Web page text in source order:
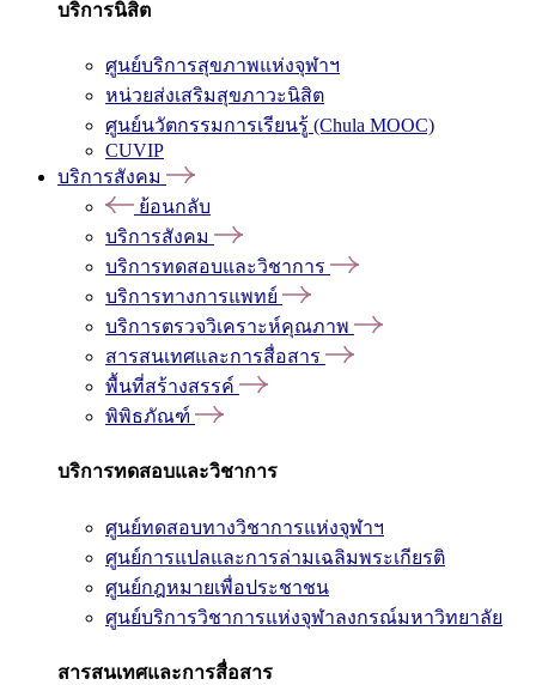
บริการนิสิต
ศูนย์บริการสุขภาพแห่งจุฬาฯ
หน่วยส่งเสริมสุขภาวะนิสิต
ศูนย์นวัตกรรมการเรียนรู้ (Chula MOOC)
CUVIP
บริการสังคม
ย้อนกลับ
บริการสังคม
บริการทดสอบและวิชาการ
บริการทางการแพทย์
บริการตรวจวิเคราะห์คุณภาพ
สารสนเทศและการสื่อสาร
พื้นที่สร้างสรรค์
พิพิธภัณฑ์
บริการทดสอบและวิชาการ
ศูนย์ทดสอบทางวิชาการแห่งจุฬาฯ
ศูนย์การแปลและการล่ามเฉลิมพระเกียรติ
ศูนย์กฎหมายเพื่อประชาชน
ศูนย์บริการวิชาการแห่งจุฬาลงกรณ์มหาวิทยาลัย
สารสนเทศและการสื่อสาร